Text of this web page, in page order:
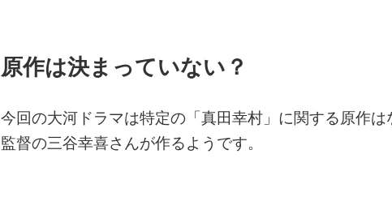
原作は決まっていない？
今回の大河ドラマは特定の「真田幸村」に関する原作は
監督の三谷幸喜さんが作るようです。